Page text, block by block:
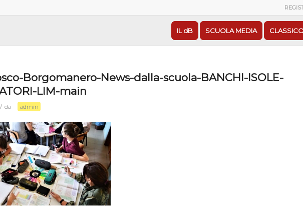
IL dB SCUOLA MEDIA
Borgomanero-News-dalla-scuola-BANCHI-ISOLE-
LIM-main
/ da admin